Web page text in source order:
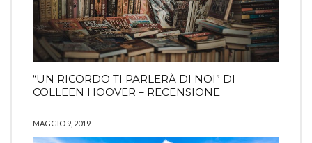
“UN RICORDO TI PARLERÀ DI NOI” DI
COLLEEN HOOVER – RECENSIONE
MAGGIO 9, 2019